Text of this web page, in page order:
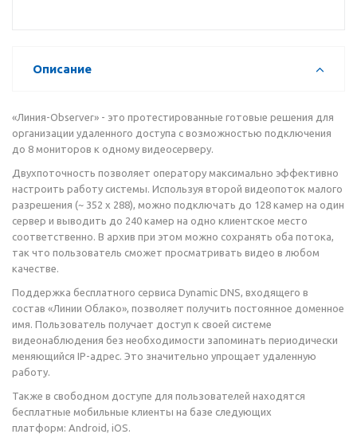
Описание
«Линия-Observer» - это протестированные готовые решения для
организации удаленного доступа с возможностью подключения
до 8 мониторов к одному видеосерверу.
Двухпоточность позволяет оператору максимально эффективно
настроить работу системы. Используя второй видеопоток малого
разрешения (~ 352 х 288), можно подключать до 128 камер на один
сервер и выводить до 240 камер на одно клиентское место
соответственно. В архив при этом можно сохранять оба потока,
так что пользователь сможет просматривать видео в любом
качестве.
Поддержка бесплатного сервиса Dynamic DNS, входящего в
состав «Линии Облако», позволяет получить постоянное доменное
имя. Пользователь получает доступ к своей системе
видеонаблюдения без необходимости запоминать периодически
меняющийся IP-адрес. Это значительно упрощает удаленную
работу.
Также в свободном доступе для пользователей находятся
бесплатные мобильные клиенты на базе следующих
платформ: Android, iOS.